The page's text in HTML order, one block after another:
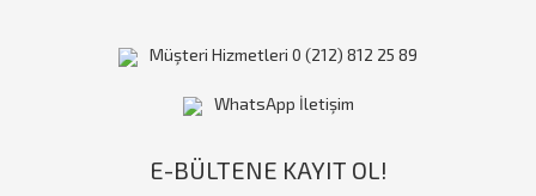
Müşteri Hizmetleri 0 (212) 812 25 89
WhatsApp İletişim
E-BÜLTENE KAYIT OL!